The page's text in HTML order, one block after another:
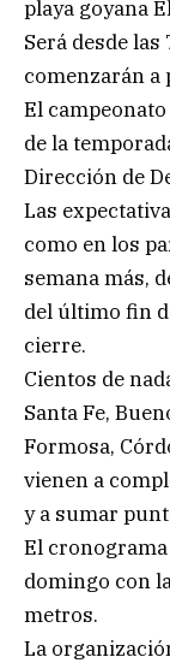
playa goyana
Será desde
comenzarán a
El
de la
Dirección de
Las
como en los
semana más,
del último fin
cierre.
Cientos de
Santa Fe,
Formosa,
vienen a
y a sumar
El
domingo con
metros.
La